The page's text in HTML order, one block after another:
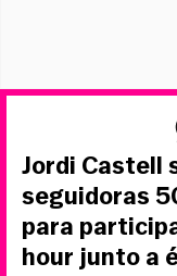
Jordi Castell
seguidoras
para
hour junto a